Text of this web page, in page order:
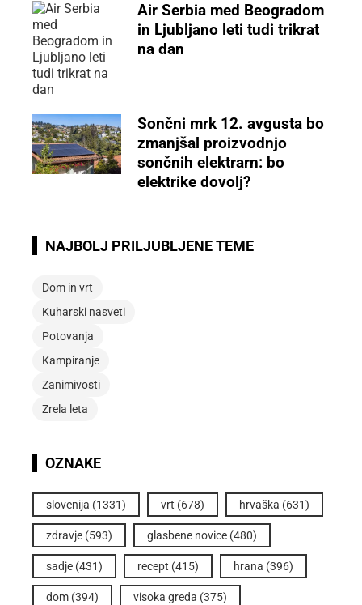
Air Serbia med Beogradom
in Ljubljano leti tudi trikrat
na dan
Sončni mrk 12. avgusta bo
zmanjšal proizvodnjo
sončnih elektrarn: bo
elektrike dovolj?
NAJBOLJ PRILJUBLJENE TEME
Dom in vrt
Kuharski nasveti
Potovanja
Kampiranje
Zanimivosti
Zrela leta
OZNAKE
slovenija (1331) vrt (678) hrvaška (631)
zdravje (593) glasbene novice (480)
sadje (431) recept (415) hrana (396)
dom (394) visoka greda (375)